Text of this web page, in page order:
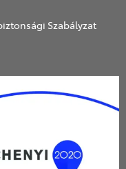
Szabályzat